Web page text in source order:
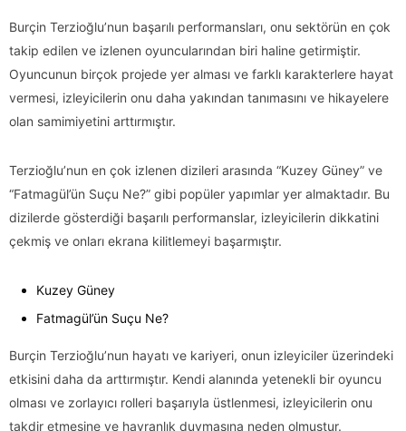
Burçin Terzioğlu’nun başarılı performansları, onu sektörün en çok
takip edilen ve izlenen oyuncularından biri haline getirmiştir.
Oyuncunun birçok projede yer alması ve farklı karakterlere hayat
vermesi, izleyicilerin onu daha yakından tanımasını ve hikayelere
olan samimiyetini arttırmıştır.
Terzioğlu’nun en çok izlenen dizileri arasında “Kuzey Güney” ve
“Fatmagül’ün Suçu Ne?” gibi popüler yapımlar yer almaktadır. Bu
dizilerde gösterdiği başarılı performanslar, izleyicilerin dikkatini
çekmiş ve onları ekrana kilitlemeyi başarmıştır.
Kuzey Güney
Fatmagül’ün Suçu Ne?
Burçin Terzioğlu’nun hayatı ve kariyeri, onun izleyiciler üzerindeki
etkisini daha da arttırmıştır. Kendi alanında yetenekli bir oyuncu
olması ve zorlayıcı rolleri başarıyla üstlenmesi, izleyicilerin onu
takdir etmesine ve hayranlık duymasına neden olmuştur.